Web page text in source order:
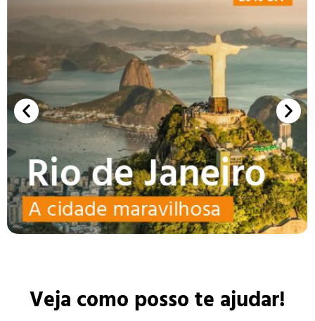
Veja como posso te ajudar!